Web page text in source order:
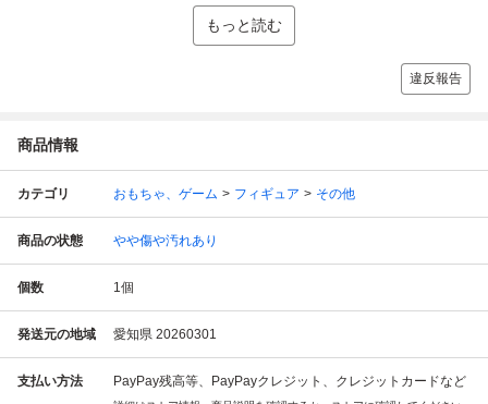
もっと読む
違反報告
商品情報
カテゴリ おもちゃ、ゲーム フィギュア その他
商品の状態 やや傷や汚れあり
個数 1個
発送元の地域 愛知県 20260301
支払い方法 PayPay残高等、PayPayクレジット、クレジットカードなど